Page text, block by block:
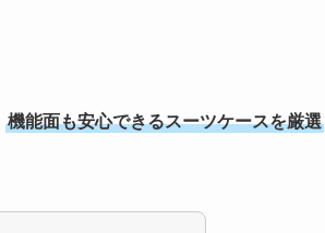
機能面も安心できるスーツケースを厳選